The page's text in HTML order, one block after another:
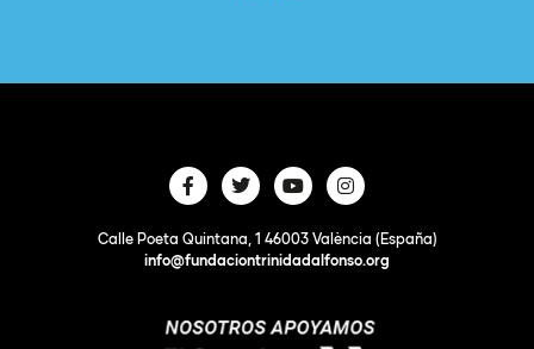
Calle Poeta Quintana, 1 46003 València (España)
info@fundaciontrinidadalfonso.org